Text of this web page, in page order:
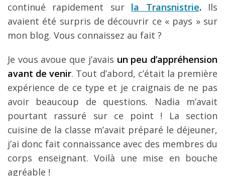
continué rapidement sur la Transnistrie. Ils
avaient été surpris de découvrir ce « pays » sur
mon blog. Vous connaissez au fait ?
Je vous avoue que j’avais un peu d’appréhension
avant de venir. Tout d’abord, c’était la première
expérience de ce type et je craignais de ne pas
avoir beaucoup de questions. Nadia m’avait
pourtant rassuré sur ce point ! La section
cuisine de la classe m’avait préparé le déjeuner,
j’ai donc fait connaissance avec des membres du
corps enseignant. Voilà une mise en bouche
agréable !